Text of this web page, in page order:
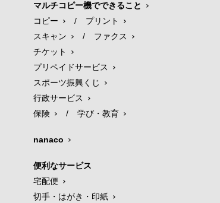
マルチコピー機でできること
コピー
/
プリント
スキャン
/
ファクス
チケット
プリペイドサービス
スポーツ振興くじ
行政サービス
保険
/ 学び・教育
nanaco
便利なサービス
宅配便
切手・はがき・印紙